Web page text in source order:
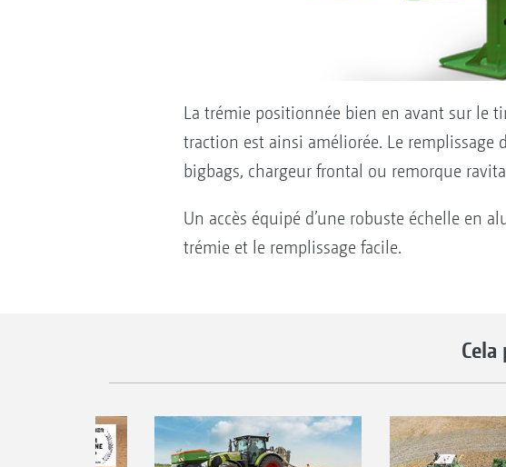
La trémie positionnée bien en avant sur le
traction est ainsi améliorée. Le
bigbags, chargeur frontal ou remorque
Un accès équipé d’une robuste échelle en
trémie et le remplissage facile.